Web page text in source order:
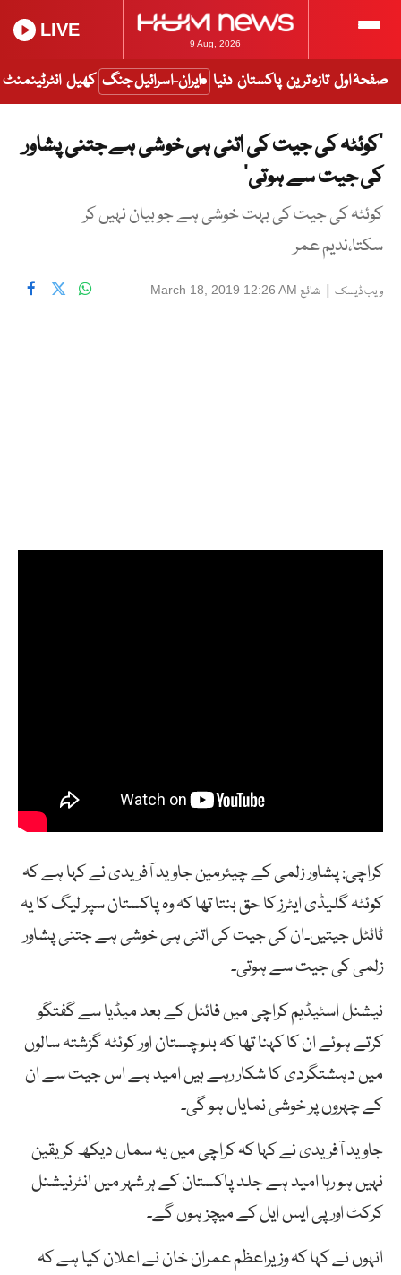
9 Aug, 2026
LIVE
صفحۂ اول تازہ ترین پاکستان دنیا ایران-اسرائیل جنگ کھیل انٹرٹینمنٹ
’کوئٹہ کی جیت کی اتنی ہی خوشی ہے جتنی پشاور
کی جیت سے ہوتی’
کوئٹہ کی جیت کی بہت خوشی ہے جو بیان نہیں کر
سکتا،ندیم عمر
ویب ڈیسک | شائع March 18, 2019 12:26 AM
کراچی: پشاور زلمی کے چیئرمین جاوید آفریدی نے کہا ہے کہ
کوئٹہ گلیڈی ایٹرز کا حق بنتا تھا کہ وہ پاکستان سپر لیگ کا یہ
ٹائٹل جیتیں۔ان کی جیت کی اتنی ہی خوشی ہے جتنی پشاور
زلمی کی جیت سے ہوتی۔
نیشنل اسٹیڈیم کراچی میں فائنل کے بعد میڈیا سے گفتگو
کرتے ہوئے ان کا کہنا تھا کہ بلوچستان اور کوئٹہ گزشتہ سالوں
میں دہشتگردی کا شکار رہے ہیں امید ہے اس جیت سے ان
کے چہروں پر خوشی نمایاں ہو گی۔
جاوید آفریدی نے کہا کہ کراچی میں یہ سماں دیکھ کر یقین
نہیں ہو رہا امید ہے جلد پاکستان کے ہر شہر میں انٹرنیشنل
کرکٹ اور پی ایس ایل کے میچز ہوں گے۔
انہوں نے کہا کہ وزیراعظم عمران خان نے اعلان کیا ہے کہ